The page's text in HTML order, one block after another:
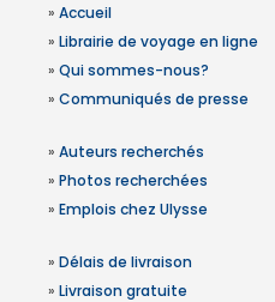
» Accueil
» Librairie de voyage en ligne
» Qui sommes-nous?
» Communiqués de presse
» Auteurs recherchés
» Photos recherchées
» Emplois chez Ulysse
» Délais de livraison
» Livraison gratuite